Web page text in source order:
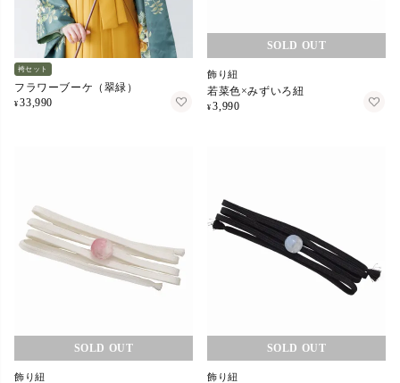
袴セット
フラワーブーケ（翠緑）
¥ 33,990
在庫切れ
飾り紐
若菜色×みずいろ紐
¥ 3,990
在庫切れ
飾り紐
在庫切れ
飾り紐